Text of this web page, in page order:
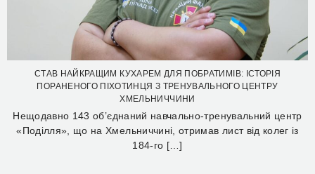
СТАВ НАЙКРАЩИМ КУХАРЕМ ДЛЯ ПОБРАТИМІВ: ІСТОРІЯ
ПОРАНЕНОГО ПІХОТИНЦЯ З ТРЕНУВАЛЬНОГО ЦЕНТРУ
ХМЕЛЬНИЧЧИНИ
Нещодавно 143 об’єднаний навчально-тренувальний центр
«Поділля», що на Хмельниччині, отримав лист від колег із
184-го […]